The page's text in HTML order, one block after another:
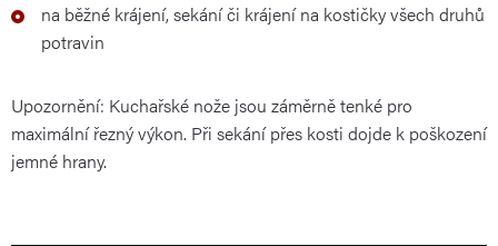
na běžné krájení, sekání či krájení na kostičky všech druhů
potravin
Upozornění: Kuchařské nože jsou záměrně tenké pro
maximální řezný výkon. Při sekání přes kosti dojde k poškození
jemné hrany.